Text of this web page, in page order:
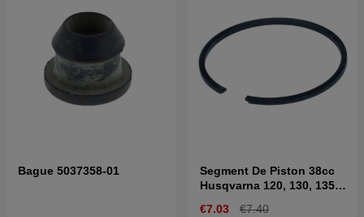
Bague 5037358-01
Segment De Piston 38cc
Husqvarna 120, 130, 135,
€7.03 €7.40